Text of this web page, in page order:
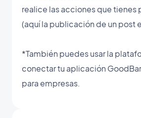
realice las acciones que tienes
(aquí la publicación de un post
*También puedes usar la
conectar tu aplicación
para empresas.